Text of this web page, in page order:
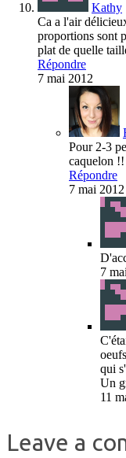
Kathy
Ca a l'air
proportions sont
plat de quelle
Répondre
7 mai 2012
Pour 2-3
caquelon !!
Répondre
7 mai 2012
7
qui
Un
11
Leave a